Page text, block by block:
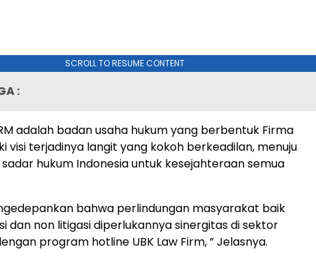
SCROLL TO RESUME CONTENT
:
adalah badan usaha hukum yang berbentuk Firma
visi terjadinya langit yang kokoh berkeadilan, menuju
hukum Indonesia untuk kesejahteraan semua
bahwa perlindungan masyarakat baik
dan non litigasi diperlukannya sinergitas di sektor
program hotline UBK Law Firm, ” Jelasnya.